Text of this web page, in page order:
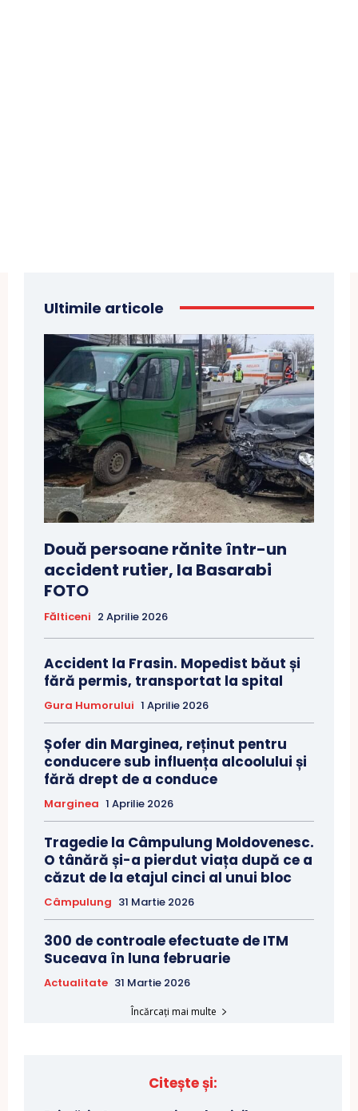
Ultimile articole
Două persoane rănite într-un
accident rutier, la Basarabi
FOTO
Fălticeni 2 Aprilie 2026
Accident la Frasin. Mopedist băut și
fără permis, transportat la spital
Gura Humorului 1 Aprilie 2026
Șofer din Marginea, reținut pentru
conducere sub influența alcoolului și
fără drept de a conduce
Marginea 1 Aprilie 2026
Tragedie la Câmpulung Moldovenesc.
O tânără și-a pierdut viața după ce a
căzut de la etajul cinci al unui bloc
Câmpulung 31 Martie 2026
300 de controale efectuate de ITM
Suceava în luna februarie
Actualitate 31 Martie 2026
Încărcați mai multe
Citește și: